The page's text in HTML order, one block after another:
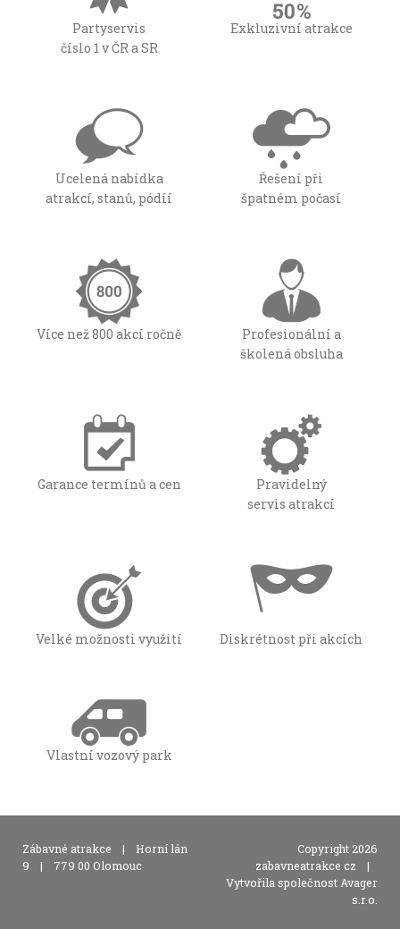
Partyservis
číslo 1 v ČR a SR
Exkluzivní atrakce
Ucelená nabídka
atrakcí, stanů, pódíí
Řešení při
špatném počasí
Více než 800 akcí ročně
Profesionální a
školená obsluha
Garance termínů a cen
Pravidelný
servis atrakcí
Velké možnosti využití Diskrétnost při akcích
Vlastní vozový park
Zábavné atrakce |
Horní lán
9
| 779 00 Olomouc
Copyright 2026
zabavneatrakce.cz
|
Vytvořila společnost Avager
s.r.o.